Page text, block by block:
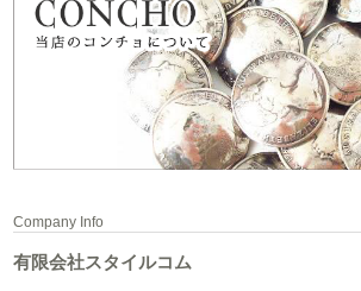
Company Info
有限会社スタイルコム